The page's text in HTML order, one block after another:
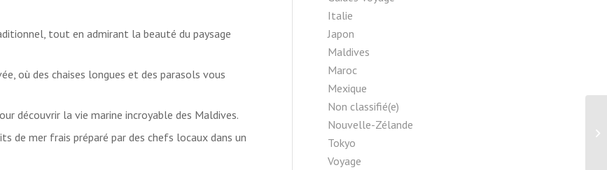
tout en admirant la beauté du paysage
où des chaises longues et des parasols vous
découvrir la vie marine incroyable des Maldives.
de mer frais préparé par des chefs locaux dans un
Italie
Japon
Maldives
Maroc
Mexique
Non classifié(e)
Nouvelle-Zélande
Tokyo
Voyage